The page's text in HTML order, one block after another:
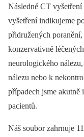
Následné CT
vyšetření indikujeme
přidružených
konzervativně
neurologického
nálezu nebo k
případech jsme
pacientů.
Náš soubor zahrnuje